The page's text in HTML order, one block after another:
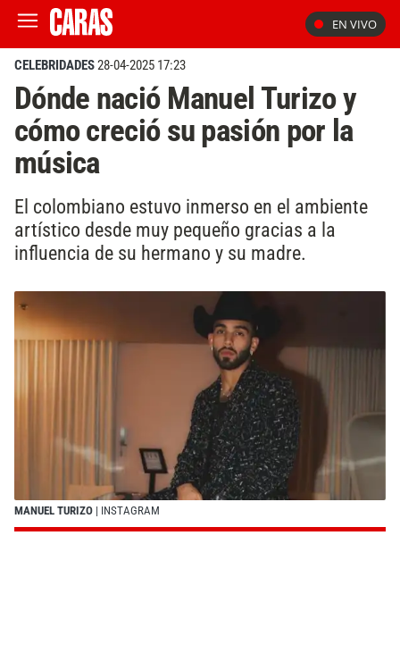
EN VIVO
CELEBRIDADES28-04-2025 17:23
Dónde nació Manuel Turizo y
cómo creció su pasión por la
música
El colombiano estuvo inmerso en el ambiente
artístico desde muy pequeño gracias a la
influencia de su hermano y su madre.
MANUEL TURIZO | INSTAGRAM